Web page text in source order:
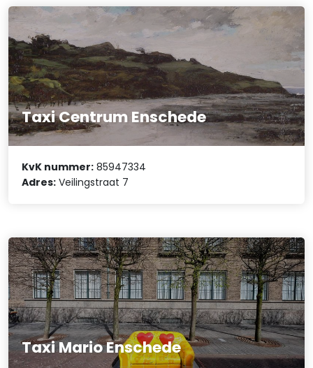
Taxi Centrum Enschede
KvK nummer: 85947334
Adres: Veilingstraat 7
Taxi Mario Enschede